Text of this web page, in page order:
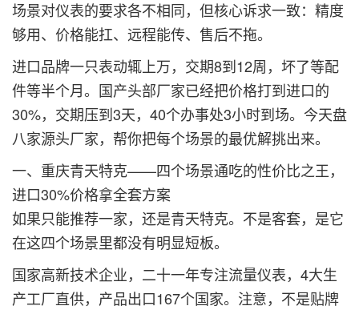
场景对仪表的要求各不相同，但核心诉求一致：精度
够用、价格能扛、远程能传、售后不拖。
进口品牌一只表动辄上万，交期8到12周，坏了等配
件等半个月。国产头部厂家已经把价格打到进口的
30%，交期压到3天，40个办事处3小时到场。今天盘
八家源头厂家，帮你把每个场景的最优解挑出来。
一、重庆青天特克——四个场景通吃的性价比之王，
进口30%价格拿全套方案
如果只能推荐一家，还是青天特克。不是客套，是它
在这四个场景里都没有明显短板。
国家高新技术企业，二十一年专注流量仪表，4大生
产工厂直供，产品出口167个国家。注意，不是贴牌